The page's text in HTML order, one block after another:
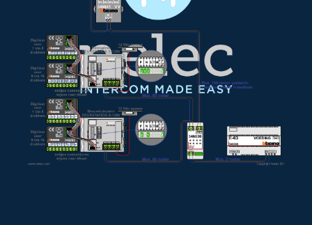
Afmetingen van de VV Videoverdeler
Afmetingen van de videofoon M-40 Bergen
Afmetingen van de E-63 voeding